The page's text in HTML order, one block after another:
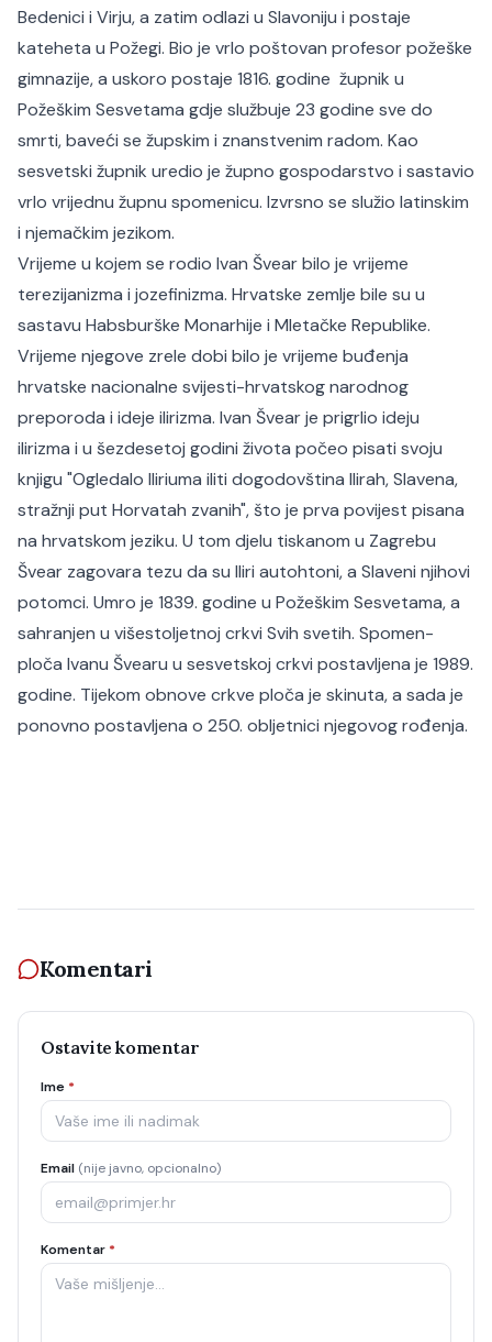
Bedenici i Virju, a zatim odlazi u Slavoniju i postaje
kateheta u Požegi. Bio je vrlo poštovan profesor požeške
gimnazije, a uskoro postaje 1816. godine župnik u
Požeškim Sesvetama gdje službuje 23 godine sve do
smrti, baveći se župskim i znanstvenim radom. Kao
sesvetski župnik uredio je župno gospodarstvo i sastavio
vrlo vrijednu župnu spomenicu. Izvrsno se služio latinskim
i njemačkim jezikom.
Vrijeme u kojem se rodio Ivan Švear bilo je vrijeme
terezijanizma i jozefinizma. Hrvatske zemlje bile su u
sastavu Habsburške Monarhije i Mletačke Republike.
Vrijeme njegove zrele dobi bilo je vrijeme buđenja
hrvatske nacionalne svijesti-hrvatskog narodnog
preporoda i ideje ilirizma. Ivan Švear je prigrlio ideju
ilirizma i u šezdesetoj godini života počeo pisati svoju
knjigu "Ogledalo Iliriuma iliti dogodovština Ilirah, Slavena,
stražnji put Horvatah zvanih", što je prva povijest pisana
na hrvatskom jeziku. U tom djelu tiskanom u Zagrebu
Švear zagovara tezu da su Iliri autohtoni, a Slaveni njihovi
potomci. Umro je 1839. godine u Požeškim Sesvetama, a
sahranjen u višestoljetnoj crkvi Svih svetih. Spomen-
ploča Ivanu Švearu u sesvetskoj crkvi postavljena je 1989.
godine. Tijekom obnove crkve ploča je skinuta, a sada je
ponovno postavljena o 250. obljetnici njegovog rođenja.
Komentari
Ostavite komentar
Ime *
Email (nije javno, opcionalno)
Komentar *